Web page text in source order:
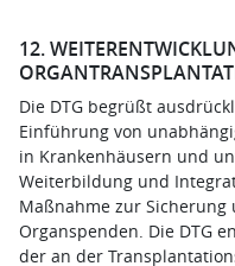
12.
Die DTG begrüßt
Einführung von
in Krankenhäusern und
Weiterbildung und
Maßnahme zur Sicherung
Organspenden. Die DTG
der an der